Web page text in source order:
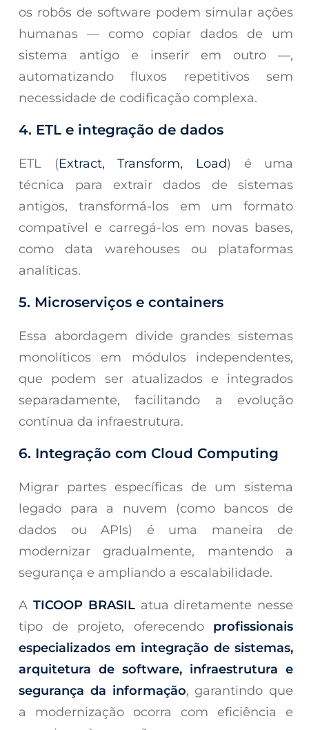
os robôs de software podem simular ações
humanas — como copiar dados de um
sistema antigo e inserir em outro —,
automatizando fluxos repetitivos sem
necessidade de codificação complexa.
4. ETL e integração de dados
ETL (Extract, Transform, Load) é uma
técnica para extrair dados de sistemas
antigos, transformá-los em um formato
compatível e carregá-los em novas bases,
como data warehouses ou plataformas
analíticas.
5. Microserviços e containers
Essa abordagem divide grandes sistemas
monolíticos em módulos independentes,
que podem ser atualizados e integrados
separadamente, facilitando a evolução
contínua da infraestrutura.
6. Integração com Cloud Computing
Migrar partes específicas de um sistema
legado para a nuvem (como bancos de
dados ou APIs) é uma maneira de
modernizar gradualmente, mantendo a
segurança e ampliando a escalabilidade.
A TICOOP BRASILatua diretamente nesse
tipo de projeto, oferecendo profissionais
especializados em integração de sistemas,
arquitetura de software, infraestrutura e
segurança da informação, garantindo que
a modernização ocorra com eficiência e